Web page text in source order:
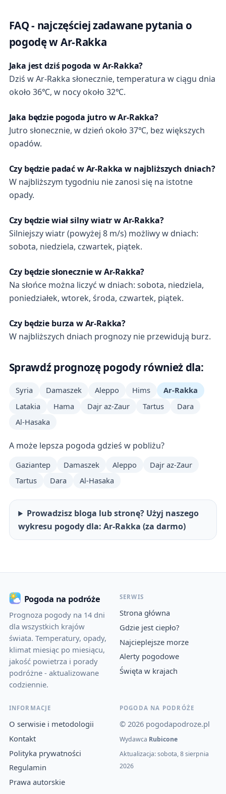
FAQ - najczęściej zadawane pytania o
pogodę w Ar-Rakka
Jaka jest dziś pogoda w Ar-Rakka?
Dziś w Ar-Rakka słonecznie, temperatura w ciągu dnia
około 36℃, w nocy około 32℃.
Jaka będzie pogoda jutro w Ar-Rakka?
Jutro słonecznie, w dzień około 37℃, bez większych
opadów.
Czy będzie padać w Ar-Rakka w najbliższych dniach?
W najbliższym tygodniu nie zanosi się na istotne
opady.
Czy będzie wiał silny wiatr w Ar-Rakka?
Silniejszy wiatr (powyżej 8 m/s) możliwy w dniach:
sobota, niedziela, czwartek, piątek.
Czy będzie słonecznie w Ar-Rakka?
Na słońce można liczyć w dniach: sobota, niedziela,
poniedziałek, wtorek, środa, czwartek, piątek.
Czy będzie burza w Ar-Rakka?
W najbliższych dniach prognozy nie przewidują burz.
Sprawdź prognozę pogody również dla:
Syria Damaszek Aleppo Hims
Ar-Rakka
Latakia
Hama Dajr az-Zaur Tartus
Dara
Al-Hasaka
A może lepsza pogoda gdzieś w pobliżu?
Gaziantep Damaszek Aleppo
Dajr az-Zaur
Tartus
Dara Al-Hasaka
Prowadzisz bloga lub stronę? Użyj naszego
wykresu pogody dla: Ar-Rakka (za darmo)
Pogoda na podróże
Prognoza pogody na 14 dni
dla wszystkich krajów
świata. Temperatury, opady,
klimat miesiąc po miesiącu,
jakość powietrza i porady
podróżne - aktualizowane
codziennie.
SERWIS
Strona główna
Gdzie jest ciepło?
Najcieplejsze morze
Alerty pogodowe
Święta w krajach
INFORMACJE
O serwisie i metodologii
Kontakt
Polityka prywatności
Regulamin
Prawa autorskie
POGODA NA PODRÓŻE
© 2026 pogodapodroze.pl
Wydawca Rubicone
Aktualizacja: sobota, 8 sierpnia
2026